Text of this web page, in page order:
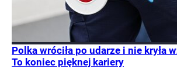
Polka wróciła po udarze i nie kryła
To koniec pięknej kariery